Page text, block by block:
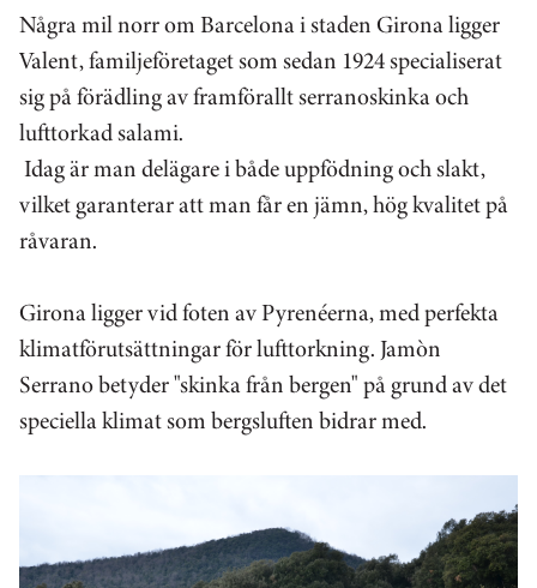
Några mil norr om Barcelona i staden Girona ligger
Valent, familjeföretaget som sedan 1924 specialiserat
sig på förädling av framförallt serranoskinka och
lufttorkad salami.
Idag är man delägare i både uppfödning och slakt,
vilket garanterar att man får en jämn, hög kvalitet på
råvaran.
Girona ligger vid foten av Pyrenéerna, med perfekta
klimatförutsättningar för lufttorkning. Jamòn
Serrano betyder "skinka från bergen" på grund av det
speciella klimat som bergsluften bidrar med.